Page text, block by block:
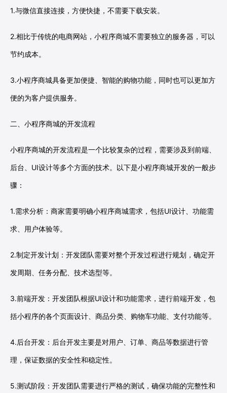
1.与微信直接连接，方便快捷，不需要下载安装。
2.相比于传统的电商网站，小程序商城不需要独立的服务器，可以
节约成本。
3.小程序商城具备更加便捷、智能的购物功能，同时也可以更加方
便的为客户提供服务。
二、小程序商城的开发流程
小程序商城的开发流程是一个比较复杂的过程，需要涉及到前端、
后台、UI设计等多个方面的技术。以下是小程序商城开发的一般步
骤：
1.需求分析：商家需要明确小程序商城需求，包括UI设计、功能需
求、用户体验等。
2.制定开发计划：开发团队需要对整个开发过程进行规划，确定开
发周期、任务分配、技术选型等。
3.前端开发：开发团队根据UI设计和功能需求，进行前端开发，包
括小程序的各个页面设计、商品分类、购物车功能、支付功能等。
4.后台开发：后台开发主要是对用户、订单、商品等数据进行管
理，保证数据的安全性和稳定性。
5.测试阶段：开发团队需要进行严格的测试，确保功能的完整性和